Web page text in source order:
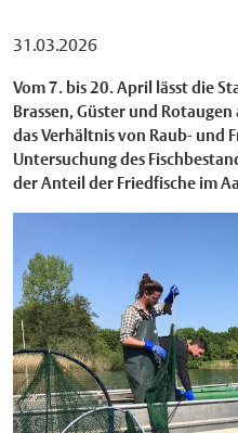
31.03.2026
Vom 7. bis 20. April lässt die
Brassen, Güster und
das Verhältnis von Raub- und
Untersuchung des
der Anteil der Friedfische im